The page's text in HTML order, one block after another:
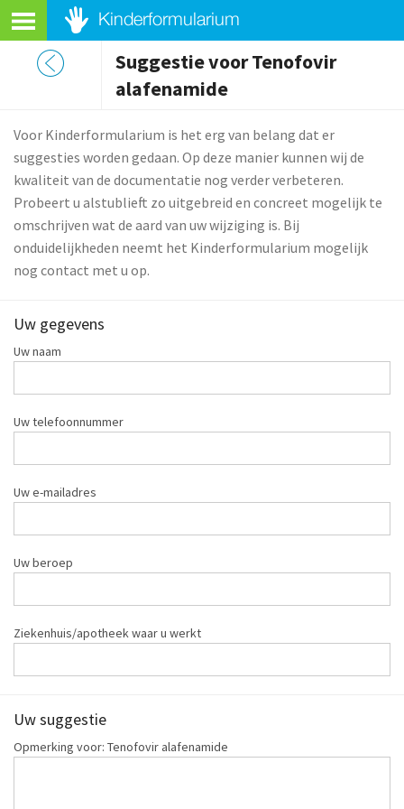
Suggestie voor Tenofovir
alafenamide
Voor Kinderformularium is het erg van belang dat er
suggesties worden gedaan. Op deze manier kunnen wij de
kwaliteit van de documentatie nog verder verbeteren.
Probeert u alstublieft zo uitgebreid en concreet mogelijk te
omschrijven wat de aard van uw wijziging is. Bij
onduidelijkheden neemt het Kinderformularium mogelijk
nog contact met u op.
Uw gegevens
Uw naam
Uw telefoonnummer
Uw e-mailadres
Uw beroep
Ziekenhuis/apotheek waar u werkt
Uw suggestie
Opmerking voor: Tenofovir alafenamide